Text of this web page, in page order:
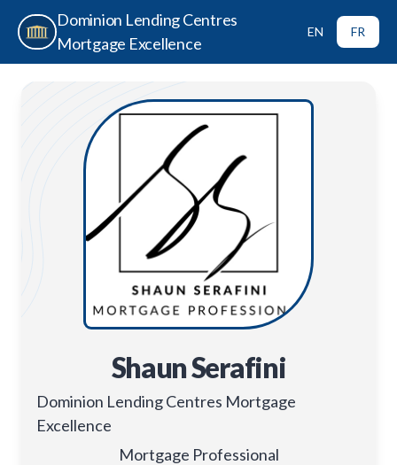
Dominion Lending Centres
Mortgage Excellence
EN FR
Shaun Serafini
Dominion Lending Centres Mortgage
Excellence
Mortgage Professional